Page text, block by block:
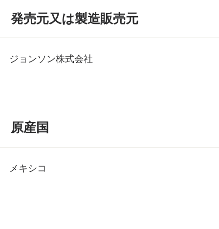
発売元又は製造販売元
ジョンソン株式会社
原産国
メキシコ